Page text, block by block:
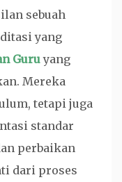
sebuah
yang
Guruyang
Mereka
tetapi juga
standar
perbaikan
dari proses